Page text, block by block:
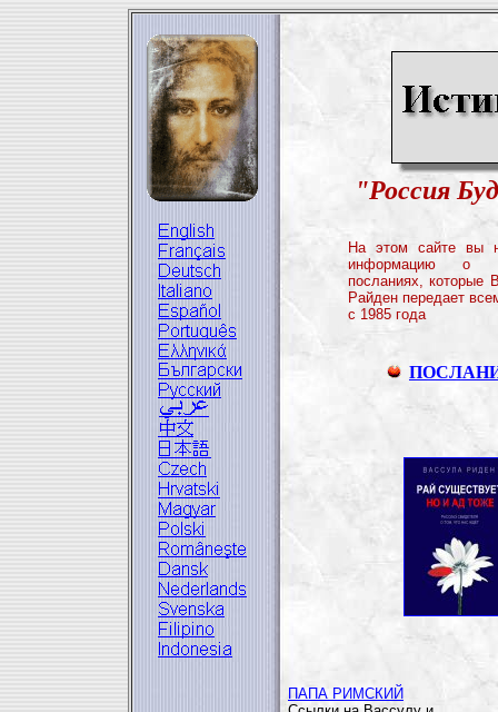
"Россия
На этом сайте вы
информацию о
посланиях, которые
Райден передает
с 1985 года
ПАПА РИМСКИЙ